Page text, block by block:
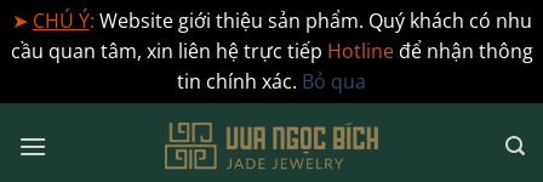
➤ CHÚ Ý: Website giới thiệu sản phẩm. Quý khách có nhu
cầu quan tâm, xin liên hệ trực tiếp Hotlineđể nhận thông
tin chính xác. Bỏ qua
qua